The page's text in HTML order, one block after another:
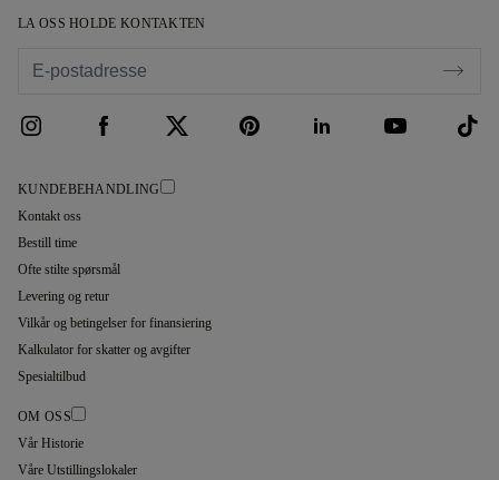
LA OSS HOLDE KONTAKTEN
KUNDEBEHANDLING
Kontakt oss
Bestill time
Ofte stilte spørsmål
Levering og retur
Vilkår og betingelser for finansiering
Kalkulator for skatter og avgifter
Spesialtilbud
OM OSS
Vår Historie
Våre Utstillingslokaler